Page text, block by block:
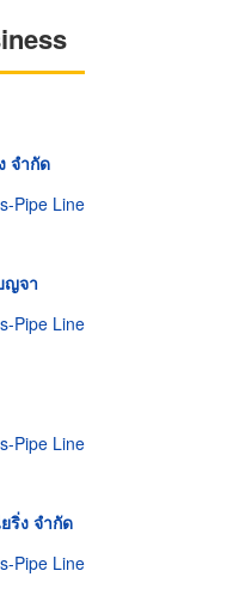
จำกัด
Pipe Line
ญจา
Pipe Line
Pipe Line
ริ่ง จำกัด
Pipe Line